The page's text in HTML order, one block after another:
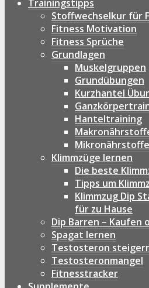
Trainingstipps
Stoffwechselkur für
Fitness Motivation
Fitness Sprüche
Grundlagen
Muskelgruppen
Grundübungen
Kurzhantel
Hanteltraining
Mikronährstoffe
Klimmzüge lernen
Die beste
Tipps um
Klimmzug Dip
für zu Hause
Dip Barren – Kaufen
Spagat lernen
Testosteron
Testosteronmangel
Fitnesstracker